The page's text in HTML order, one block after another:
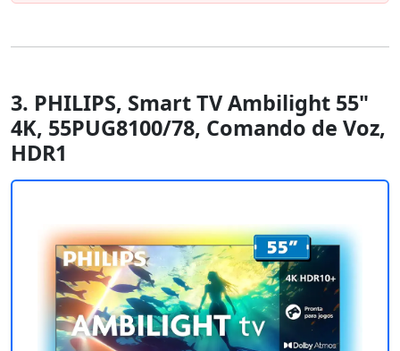
3. PHILIPS, Smart TV Ambilight 55"
4K, 55PUG8100/78, Comando de Voz,
HDR1